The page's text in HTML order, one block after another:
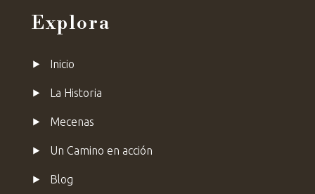
Explora
⯈ Inicio
⯈ La Historia
⯈ Mecenas
⯈ Un Camino en acción
⯈ Blog